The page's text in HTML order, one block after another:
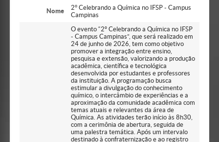
Nome
2° Celebrando a Química no IFSP - Campus
Campinas
O evento “2º Celebrando a Química no IFSP
- Campus Campinas”, que será realizado em
24 de junho de 2026, tem como objetivo
promover a integração entre ensino,
pesquisa e extensão, valorizando a produção
acadêmica, científica e tecnológica
desenvolvida por estudantes e professores
da instituição. A programação busca
estimular a divulgação do conhecimento
químico, o intercâmbio de experiências e a
aproximação da comunidade acadêmica com
temas atuais e relevantes da área de
Química. As atividades terão início às 8h30,
com a cerimônia de abertura, seguida de
uma palestra temática. Após um intervalo
destinado à confraternização e ao registro